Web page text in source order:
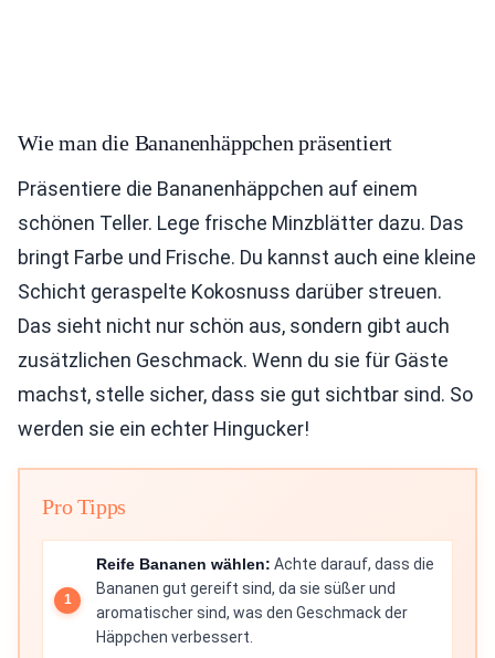
Wie man die Bananenhäppchen präsentiert
Präsentiere die Bananenhäppchen auf einem
schönen Teller. Lege frische Minzblätter dazu. Das
bringt Farbe und Frische. Du kannst auch eine kleine
Schicht geraspelte Kokosnuss darüber streuen.
Das sieht nicht nur schön aus, sondern gibt auch
zusätzlichen Geschmack. Wenn du sie für Gäste
machst, stelle sicher, dass sie gut sichtbar sind. So
werden sie ein echter Hingucker!
Pro Tipps
Reife Bananen wählen: Achte darauf, dass die
Bananen gut gereift sind, da sie süßer und
aromatischer sind, was den Geschmack der
Häppchen verbessert.